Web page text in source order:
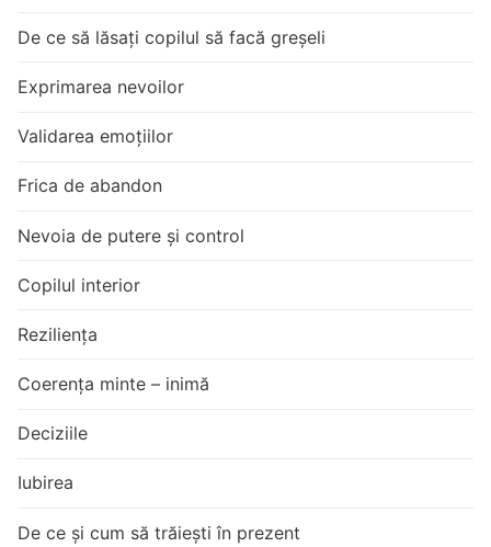
De ce să lăsați copilul să facă greșeli
Exprimarea nevoilor
Validarea emoțiilor
Frica de abandon
Nevoia de putere și control
Copilul interior
Reziliența
Coerența minte – inimă
Deciziile
Iubirea
De ce și cum să trăiești în prezent